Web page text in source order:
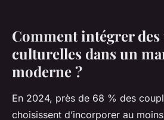
Comment intégrer
culturelles dans un
moderne ?
En 2024, près de 68 % des
choisissent d’incorporer au